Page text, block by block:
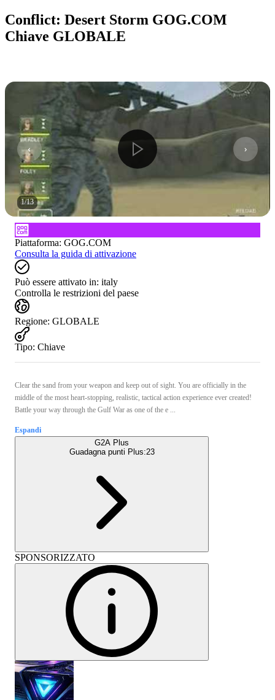
Conflict: Desert Storm GOG.COM
Chiave GLOBALE
1/13
Piattaforma: GOG.COM
Consulta la guida di attivazione
Può essere attivato in: italy
Controlla le restrizioni del paese
Regione: GLOBALE
Tipo: Chiave
Clear the sand from your weapon and keep out of sight. You are officially in the
middle of the most heart-stopping, realistic, tactical action experience ever created!
Battle your way through the Gulf War as one of the e ...
Espandi
G2A Plus
Guadagna punti Plus:23
SPONSORIZZATO